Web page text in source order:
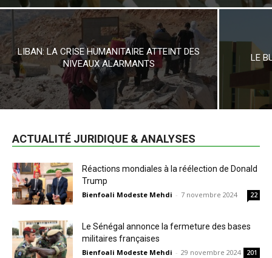
LIBAN: LA CRISE HUMANITAIRE ATTEINT DES
NIVEAUX ALARMANTS
LE
ACTUALITÉ JURIDIQUE & ANALYSES
Réactions mondiales à la réélection de Donald
Trump
Bienfoali Modeste Mehdi - 7 novembre 2024 22
Le Sénégal annonce la fermeture des bases
militaires françaises
Bienfoali Modeste Mehdi - 29 novembre 2024 201